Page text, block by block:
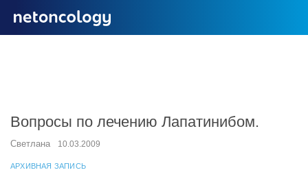
Вопросы по лечению Лапатинибом.
Светлана 10.03.2009
АРХИВНАЯ ЗАПИСЬ